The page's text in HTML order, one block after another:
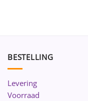
BESTELLING
Levering
Voorraad